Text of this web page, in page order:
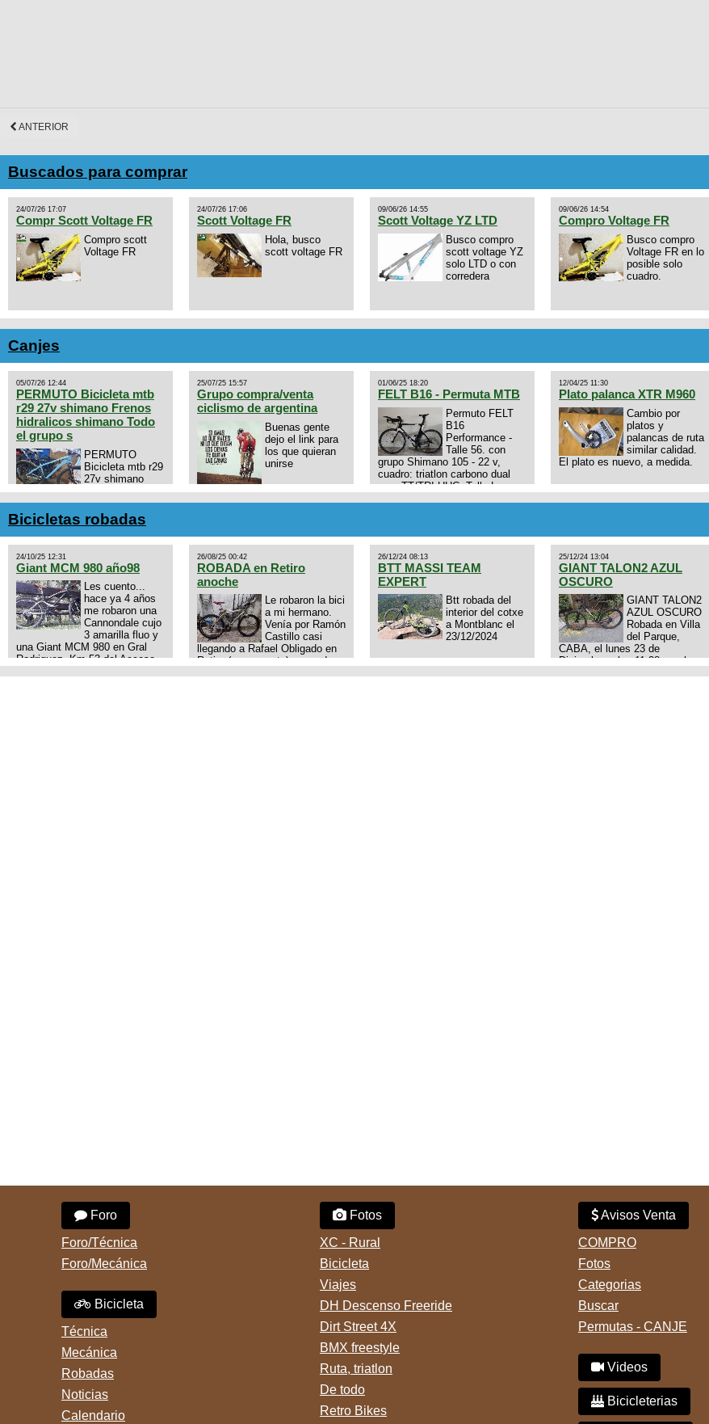
ANTERIOR
Buscados para comprar
24/07/26 17:07
Compr Scott Voltage FR
Compro scott
Voltage FR
24/07/26 17:06
Scott Voltage FR
Hola, busco
scott voltage FR
09/06/26 14:55
Scott Voltage YZ LTD
Busco compro
scott voltage YZ
solo LTD o con
corredera
09/06/26 14:54
Compro Voltage FR
Busco compro
Voltage FR en lo
posible solo
cuadro.
Canjes
05/07/26 12:44
PERMUTO Bicicleta mtb
r29 27v shimano Frenos
hidralicos shimano Todo
el grupo s
PERMUTO
Bicicleta mtb r29
27v shimano
Frenos hidralicos
shimano Todo el grupo shimano
Talle s/m Permuto x pistera o
ruta talle s o m.
25/07/25 15:57
Grupo compra/venta
ciclismo de argentina
Buenas gente
dejo el link para
los que quieran
unirse
https://chat.whatsapp.com/E4N9zhVk9wHFFzK7T345Kn?
mode=ac_t
01/06/25 18:20
FELT B16 - Permuta MTB
Permuto FELT
B16
Performance -
Talle 56. con
grupo Shimano 105 - 22 v,
cuadro: triatlon carbono dual
aero TT/TRI UHC. Talle L.
12/04/25 11:30
Plato palanca XTR M960
Cambio por
platos y
palancas de ruta
similar calidad.
El plato es nuevo, a medida.
Bicicletas robadas
24/10/25 12:31
Giant MCM 980 año98
Les cuento...
hace ya 4 años
me robaron una
Cannondale cujo
3 amarilla fluo y
una Giant MCM 980 en Gral
Rodriguez. Km 53 del Acceso
26/08/25 00:42
ROBADA en Retiro
anoche
Le robaron la bici
a mi hermano.
Venía por Ramón
Castillo casi
llegando a Rafael Obligado en
Retiro (zona puerto) a eso de
26/12/24 08:13
BTT MASSI TEAM
EXPERT
Btt robada del
interior del cotxe
a Montblanc el
23/12/2024
25/12/24 13:04
GIANT TALON2 AZUL
OSCURO
GIANT TALON2
AZUL OSCURO
Robada en Villa
del Parque,
CABA, el lunes 23 de
Diciembre a las 11:38 am, hay
Foro
Foro/Técnica
Foro/Mecánica
Bicicleta
Técnica
Mecánica
Robadas
Noticias
Calendario
Fotos
XC - Rural
Bicicleta
Viajes
DH Descenso Freeride
Dirt Street 4X
BMX freestyle
Ruta, triatlon
De todo
Retro Bikes
Avisos Venta
COMPRO
Fotos
Categorias
Buscar
Permutas - CANJE
Videos
Bicicleterias